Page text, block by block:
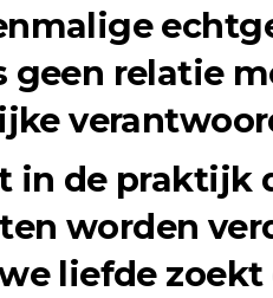
geen relatie
in de praktijk
worden
liefde zoekt